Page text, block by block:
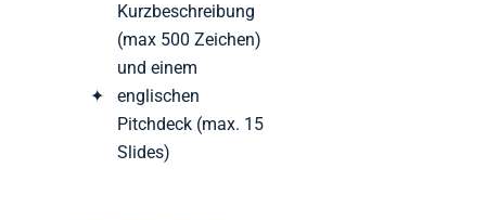
Kurzbeschreibung
(max 500 Zeichen)
und einem
englischen
Pitchdeck (max. 15
Slides)